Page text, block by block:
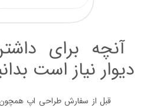
آنچه برای
دیوار نیاز است
قبل از سفارش طراحی اپ همچون